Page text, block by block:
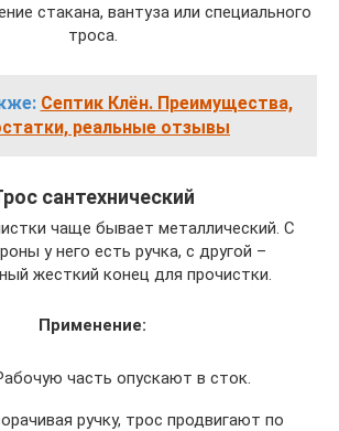
стакана, вантуза или специального
троса.
Септик Клён. Преимущества,
реальные отзывы
сантехнический
чаще бывает металлический. С
у него есть ручка, с другой –
жесткий конец для прочистки.
Применение:
часть опускают в сток.
ручку, трос продвигают по